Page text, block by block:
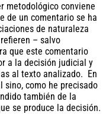
metodológico conviene
de un comentario se ha
de naturaleza
– salvo
que este comentario
a la decisión judicial y
al texto analizado. En
sino, como he precisado
también de la
se produce la decisión.